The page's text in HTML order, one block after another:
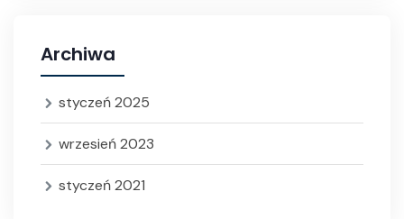
Archiwa
styczeń 2025
wrzesień 2023
styczeń 2021